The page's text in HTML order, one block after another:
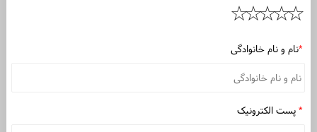
*نام و نام خانوادگی
* پست الکترونیک